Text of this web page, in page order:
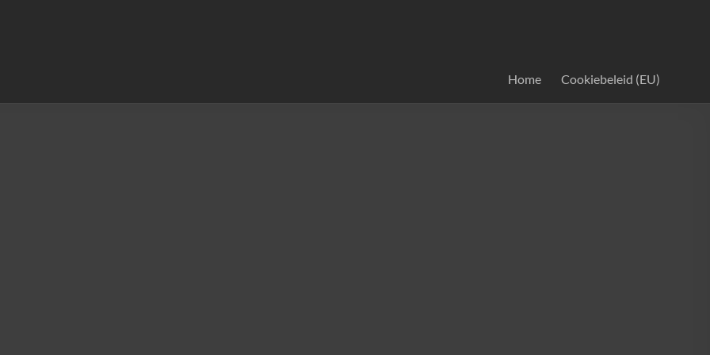
Home
Cookiebeleid (EU)